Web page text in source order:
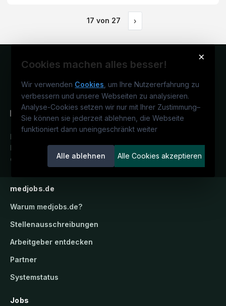
17 von 27 ›
×
Cookies machen alles besser!
Wir verwenden Cookies , um Ihre Nutzererfahrung zu
verbessern und unsere Webseiten zu analysieren.
Analyse-Cookies setzen wir nur mit Ihrer Zustimmung–
Sie können sie jederzeit ablehnen, die Webseite
funktioniert dann uneingeschränkt weiter
Alle ablehnen Alle Cookies akzeptieren
Deutschlands medizinisches
Karriereportal.Ein Service der
candidatis GmbH.
medjobs.de
Warum medjobs.de?
Stellenausschreibungen
Arbeitgeber entdecken
Partner
Systemstatus
Jobs